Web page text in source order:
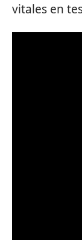
vitales en